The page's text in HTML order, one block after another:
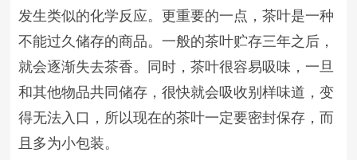
发生类似的化学反应。更重要的一点，茶叶是一种
不能过久储存的商品。一般的茶叶贮存三年之后，
就会逐渐失去茶香。同时，茶叶很容易吸味，一旦
和其他物品共同储存，很快就会吸收别样味道，变
得无法入口，所以现在的茶叶一定要密封保存，而
且多为小包装。